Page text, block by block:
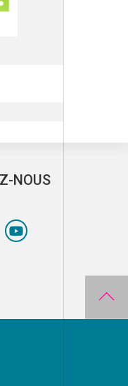
NOUS